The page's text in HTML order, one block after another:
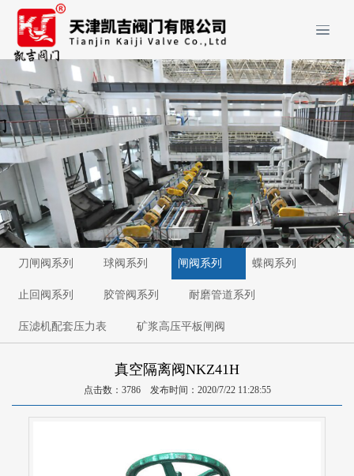
刀闸阀系列 球阀系列 闸阀系列 蝶阀系列
止回阀系列 胶管阀系列 耐磨管道系列
压滤机配套压力表 矿浆高压平板闸阀
真空隔离阀NKZ41H
点击数：3786 发布时间：2020/7/22 11:28:55